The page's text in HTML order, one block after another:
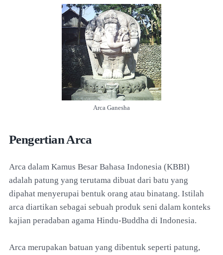
Arca Ganesha
Pengertian Arca
Arca dalam Kamus Besar Bahasa Indonesia (KBBI)
adalah patung yang terutama dibuat dari batu yang
dipahat menyerupai bentuk orang atau binatang. Istilah
arca diartikan sebagai sebuah produk seni dalam konteks
kajian peradaban agama Hindu-Buddha di Indonesia.
Arca merupakan batuan yang dibentuk seperti patung,